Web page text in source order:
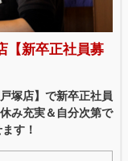
【新卒正社員募
塚店】で新卒正社員
み充実＆自分次第で
す！